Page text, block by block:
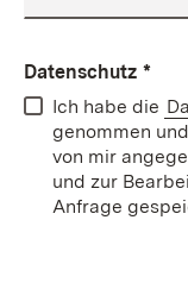
Datenschutz *
Ich habe die
genommen
von mir
und zur
Anfrage